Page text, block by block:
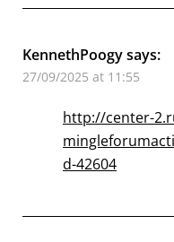
KennethPoogysays:
27/09/2025 at 11:55
http://center-
d-42604